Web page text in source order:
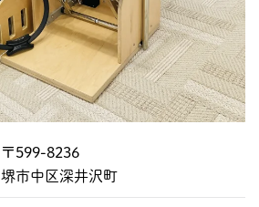
〒599-8236
堺市中区深井沢町